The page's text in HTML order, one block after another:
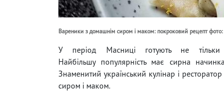
Вареники з домашнім сиром і маком: покроковий рецепт
У період Масниці готують не
Найбільшу популярність має сирна
Знаменитий український кулінар і
сиром і маком.